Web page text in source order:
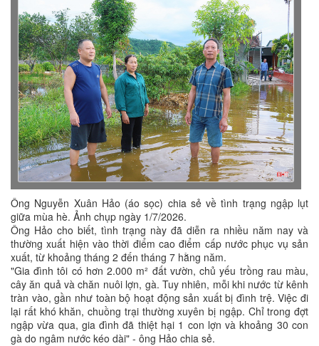
Ông Nguyễn Xuân Hảo (áo sọc) chia sẻ về tình trạng ngập lụt
giữa mùa hè. Ảnh chụp ngày 1/7/2026.
Ông Hảo cho biết, tình trạng này đã diễn ra nhiều năm nay và
thường xuất hiện vào thời điểm cao điểm cấp nước phục vụ sản
xuất, từ khoảng tháng 2 đến tháng 7 hằng năm.
"Gia đình tôi có hơn 2.000 m² đất vườn, chủ yếu trồng rau màu,
cây ăn quả và chăn nuôi lợn, gà. Tuy nhiên, mỗi khi nước từ kênh
tràn vào, gần như toàn bộ hoạt động sản xuất bị đình trệ. Việc đi
lại rất khó khăn, chuồng trại thường xuyên bị ngập. Chỉ trong đợt
ngập vừa qua, gia đình đã thiệt hại 1 con lợn và khoảng 30 con
gà do ngâm nước kéo dài" - ông Hảo chia sẻ.